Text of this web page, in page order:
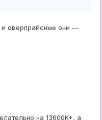
оверпрайсные они —
на 13600K+, а